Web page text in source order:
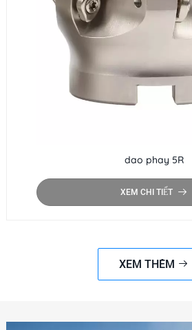
dao phay 5R
XEM CHI TIẾT
XEM THÊM